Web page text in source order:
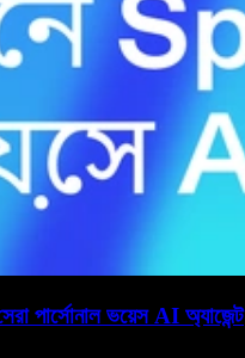
পার্সোনাল ভয়েস AI অ্যাজেন্ট